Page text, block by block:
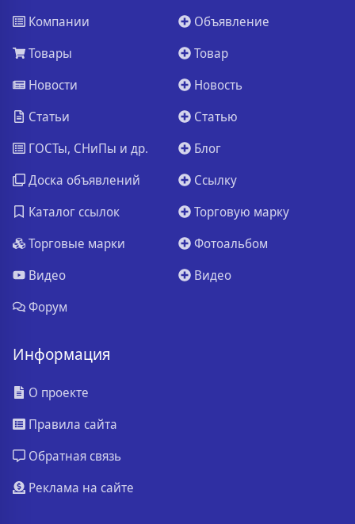
Компании
Товары
Новости
Статьи
ГОСТы, СНиПы и др.
Доска объявлений
Каталог ссылок
Торговые марки
Видео
Форум
Объявление
Товар
Новость
Статью
Блог
Ссылку
Торговую марку
Фотоальбом
Видео
Информация
О проекте
Правила сайта
Обратная связь
Реклама на сайте